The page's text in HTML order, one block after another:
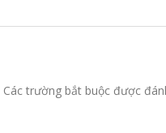
Các trường bắt buộc được